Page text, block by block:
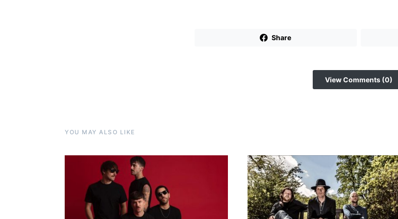
Share
View Comments (0)
YOU MAY ALSO LIKE